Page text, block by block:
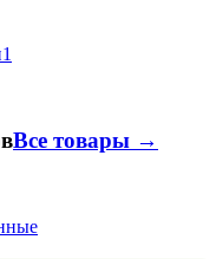
1
Все товары →